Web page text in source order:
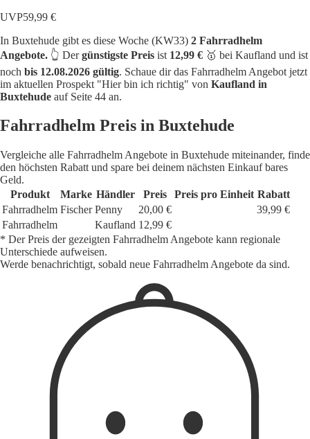
UVP59,99 €
In Buxtehude gibt es diese Woche (KW33) 2 Fahrradhelm
Angebote. 👆 Dergünstigste Preis ist 12,99 € 🥇 bei Kaufland und ist
noch bis 12.08.2026 gültig. Schaue dir das Fahrradhelm Angebot jetzt
im aktuellen Prospekt "Hier bin ich richtig" von Kaufland in
Buxtehude auf Seite 44 an.
Fahrradhelm Preis in Buxtehude
Vergleiche alle Fahrradhelm Angebote in Buxtehude miteinander, finde
den höchsten Rabatt und spare bei deinem nächsten Einkauf bares
Geld.
Produkt
Marke Händler Preis Preis pro Einheit Rabatt
Fahrradhelm Fischer Penny 20,00 €
39,99 €
Fahrradhelm
Kaufland 12,99 €
* Der Preis der gezeigten Fahrradhelm Angebote kann regionale
Unterschiede aufweisen.
Werde benachrichtigt, sobald neue Fahrradhelm Angebote da sind.